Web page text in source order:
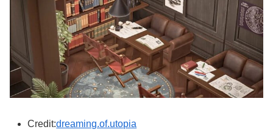
Credit:dreaming.of.utopia